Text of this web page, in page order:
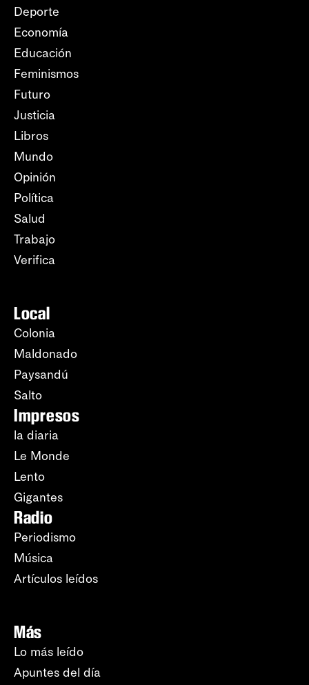
Deporte
Economía
Educación
Feminismos
Futuro
Justicia
Libros
Mundo
Opinión
Política
Salud
Trabajo
Verifica
Local
Colonia
Maldonado
Paysandú
Salto
Impresos
la diaria
Le Monde
Lento
Gigantes
Radio
Periodismo
Música
Artículos leídos
Más
Lo más leído
Apuntes del día